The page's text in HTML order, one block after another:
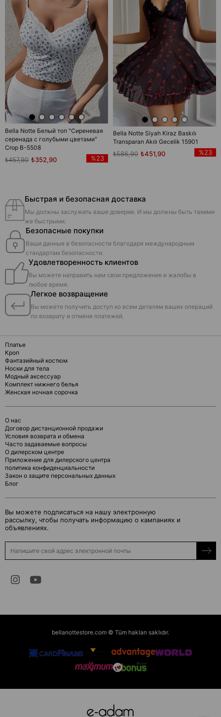
Bella Notte Белый топ "Сиреневая
серенада с голубыми цветами"
Crop B-5508
₺352,90
₺457,90 %23
товар
Bella Notte Siyah Kiraz Baskılı
Transparan Akılı Gecelik 15901
₺451,90
₺586,90 %23
Быстрая и безопасная доставка
Мы должны заслужить ваше доверие. И мы должны быть такими
же быстрыми.
Безопасные покупки
Ваши данные в безопасности благодаря международным
стандартам безопасности.
Удовлетворенность клиентов
Вы можете направить нам свои предложения и жалобы в
любое время.
Легкое возвращение
Вы можете получить доступ ко всем деталям ваших операций
по возврату и отмене платежей.
Платье
Кроп
Фантазийный костюм
Носки для тела
Модный аксессуар
Комплект нижнего белья
Женская ночная сорочка
О нас
Договор дистанционной продажи
Условия возврата и обмена
Часто задаваемые вопросы
О дилерском центре
Приложение для дилерского центра
политика конфиденциальности
Закон о защите персональных данных
Блог
Вы можете подписаться на нашу электронную
рассылку, чтобы получать информацию о кампаниях и
объявлениях.
bellanottestore.com © Tüm hakları saklıdır.